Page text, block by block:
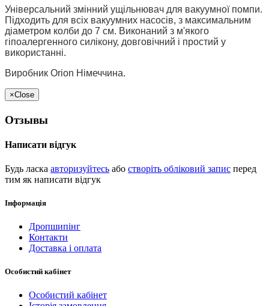
Універсальний змінний ущільнювач для вакуумної помпи.
Підходить для всіх вакуумних насосів, з максимальним
діаметром колби до 7 см. Виконаний з м'якого
гіпоалергенного силікону, довговічний і простий у
використанні.
Виробник Orion Німеччина.
×Close
Отзывы
Написати відгук
Будь ласка авторизуйтесь або створіть обліковий запис перед
тим як написати відгук
Інформація
Дропшипінг
Контакти
Доставка і оплата
Особистий кабінет
Особистий кабінет